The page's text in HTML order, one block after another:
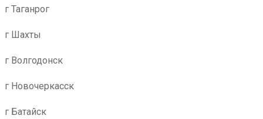
г Таганрог
г Шахты
г Волгодонск
г Новочеркасск
г Батайск